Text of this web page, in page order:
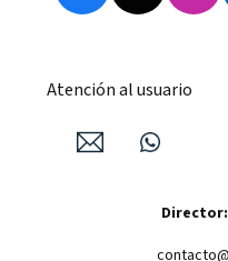
Atención al usuario
Director: